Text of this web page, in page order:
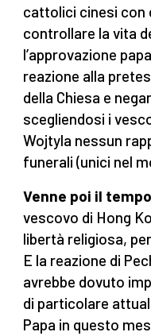
cattolici cinesi con
controllare la vita
l’approvazione
reazione alla
della Chiesa e
scegliendosi i
Wojtyla nessun
funerali (unici nel
Venne poi il
vescovo di Hong
libertà religiosa,
E la reazione di
avrebbe dovuto
di particolare
Papa in questo